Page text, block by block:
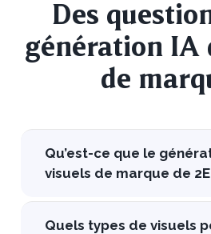
Des
génération IA
de
Qu’est-ce que le
visuels de marque de
Quels types de visuels